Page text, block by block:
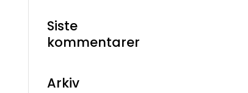
Siste
kommentarer
Arkiv